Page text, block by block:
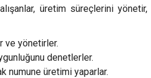
üretim süreçlerini
ve yönetirler.
denetlerler.
numune üretimi yaparlar.